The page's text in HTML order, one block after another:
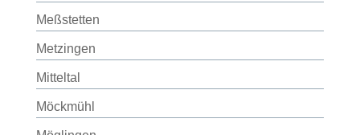
Meßstetten
Metzingen
Mitteltal
Möckmühl